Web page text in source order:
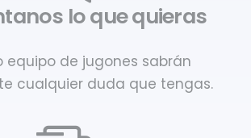
lo que quieras
equipo de jugones sabrán
cualquier duda que tengas.